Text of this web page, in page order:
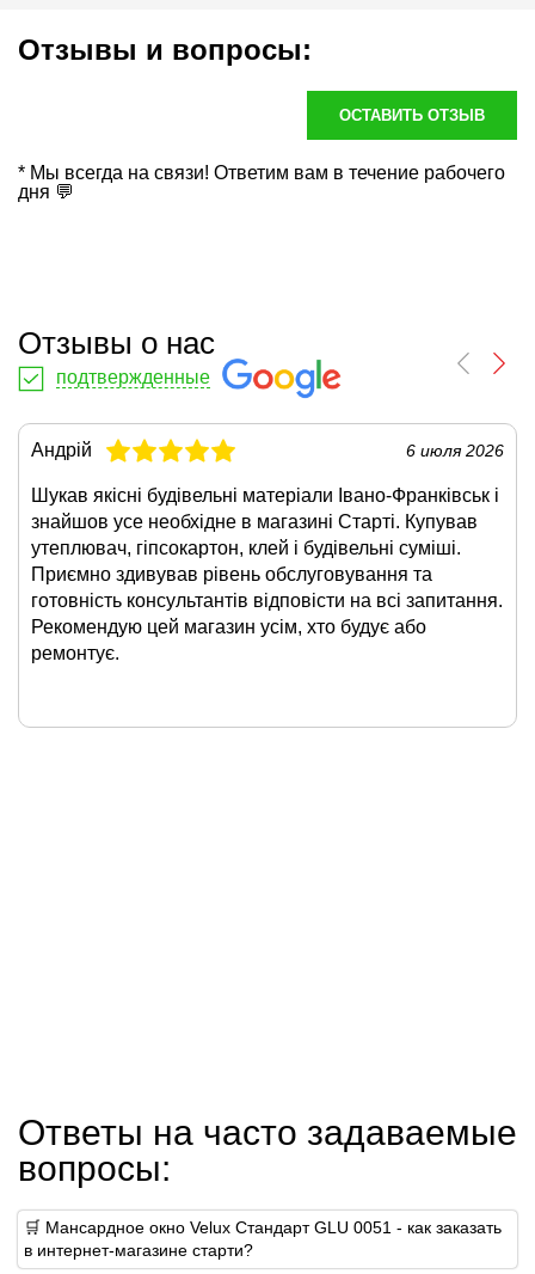
Отзывы и вопросы:
ОСТАВИТЬ ОТЗЫВ
* Мы всегда на связи! Ответим вам в течение рабочего
дня 💬
Отзывы о нас
подтвержденные
Андрій 6 июля 2026
Шукав якісні будівельні матеріали Івано-Франківськ і
знайшов усе необхідне в магазині Старті. Купував
утеплювач, гіпсокартон, клей і будівельні суміші.
Приємно здивував рівень обслуговування та
готовність консультантів відповісти на всі запитання.
Рекомендую цей магазин усім, хто будує або
ремонтує.
Ответы на часто задаваемые
вопросы:
🛒 Мансардное окно Velux Стандарт GLU 0051 - как заказать
в интернет-магазине старти?